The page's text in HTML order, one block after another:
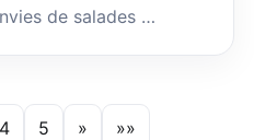
de salades …
4 5 » »»